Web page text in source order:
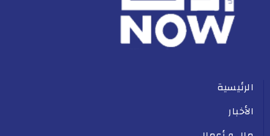
الرئيسية
الأخبار